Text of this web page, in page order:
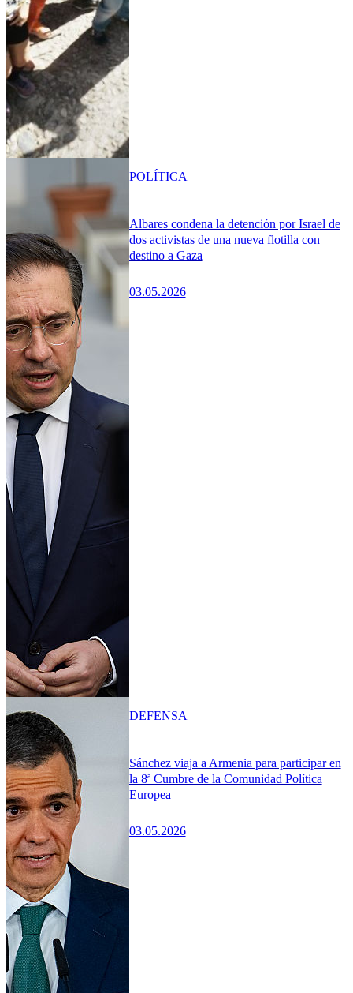
Albares condena la detención por Israel de
dos activistas de una nueva flotilla con
destino a Gaza
03.05.2026
POLÍTICA
Sánchez viaja a Armenia para participar en
la 8ª Cumbre de la Comunidad Política
Europea
03.05.2026
DEFENSA